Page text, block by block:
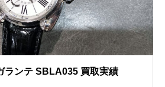
ランテ SBLA035 買取実績